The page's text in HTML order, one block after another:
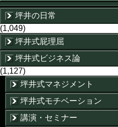
坪井の日常
(1,049)
坪井式屁理屈
坪井式ビジネス論
(1,127)
坪井式マネジメント
坪井式モチベーション
講演・セミナー